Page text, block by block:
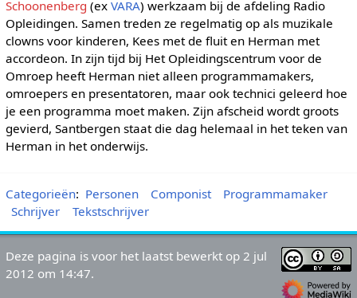
Schoonenberg (ex VARA) werkzaam bij de afdeling Radio
Opleidingen. Samen treden ze regelmatig op als muzikale
clowns voor kinderen, Kees met de fluit en Herman met
accordeon. In zijn tijd bij Het Opleidingscentrum voor de
Omroep heeft Herman niet alleen programmamakers,
omroepers en presentatoren, maar ook technici geleerd hoe
je een programma moet maken. Zijn afscheid wordt groots
gevierd, Santbergen staat die dag helemaal in het teken van
Herman in het onderwijs.
Categorieën: Personen Componist
Programmamaker
Schrijver
Tekstschrijver
Deze pagina is voor het laatst bewerkt op 2 jul
2012 om 14:47.